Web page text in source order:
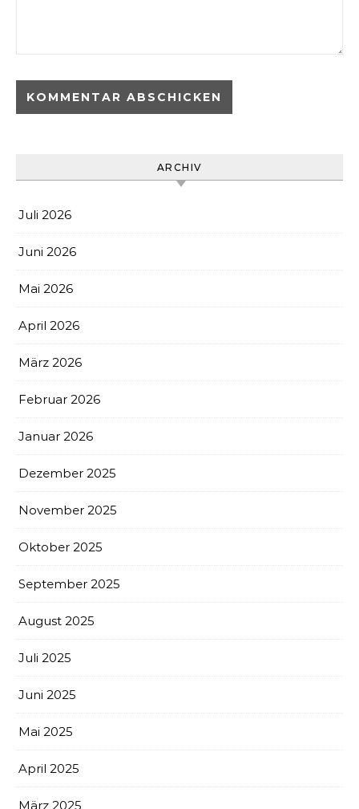
ARCHIV
Juli 2026
Juni 2026
Mai 2026
April 2026
März 2026
Februar 2026
Januar 2026
Dezember 2025
November 2025
Oktober 2025
September 2025
August 2025
Juli 2025
Juni 2025
Mai 2025
April 2025
März 2025